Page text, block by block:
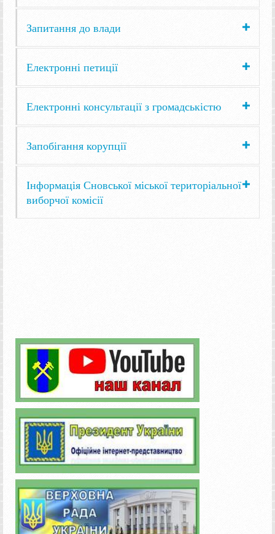
Запитання до влади
Електронні петиції
Електронні консультації з громадськістю
Запобігання корупції
Інформація Сновської міської територіальної
виборчої комісії